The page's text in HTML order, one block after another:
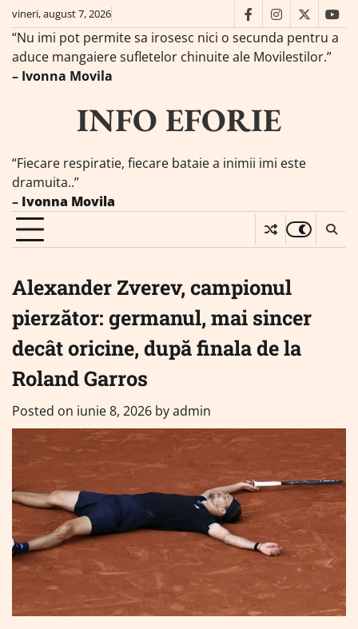
Skip
content
vineri, august 7, 2026 facebookinstagram
twitter
“Nu imi pot permite sa irosesc nici o secunda pentru a
aduce mangaiere sufletelor chinuite ale Movilestilor.”
– Ivonna Movila
INFO EFORIE
“Fiecare respiratie, fiecare bataie a inimii imi este
dramuita..”
– Ivonna Movila
Alexander Zverev, campionul
pierzător: germanul, mai sincer
decât oricine, după finala de la
Roland Garros
Posted on iunie 8, 2026 byadmin